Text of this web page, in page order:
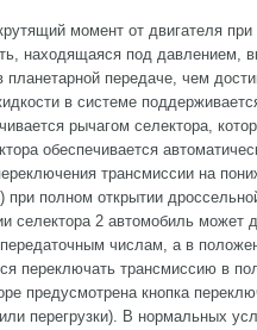
момент от двигателя
находящаяся под давлением,
передаче, чем
в системе
рычагом селектора,
обеспечивается
трансмиссии на
полном открытии
селектора 2 автомобиль может
числам, а в
переключать трансмиссию в
предусмотрена кнопка
перегрузки). В нормальных